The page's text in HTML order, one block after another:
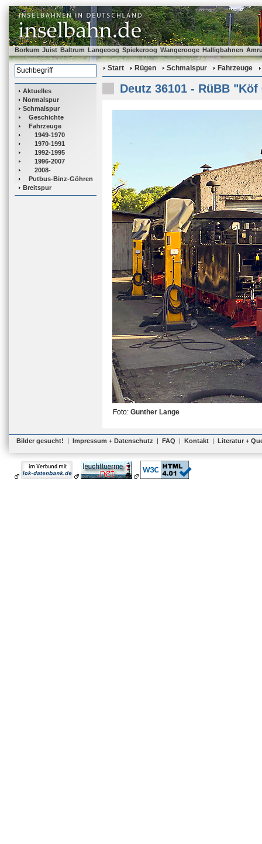
Borkum Juist Baltrum Langeoog Spiekeroog Wangerooge Halligbahnen
Aktuelles
Normalspur
Schmalspur
Geschichte
Fahrzeuge
1949-1970
1970-1991
1992-1995
1996-2007
2008-
Putbus-Binz-Göhren
Breitspur
Start Rügen Schmalspur Fahrzeuge
Deutz 36101 - RüBB "Köf
Foto: Gunther Lange
Bilder gesucht! | Impressum + Datenschutz | FAQ | Kontakt | Literatur +